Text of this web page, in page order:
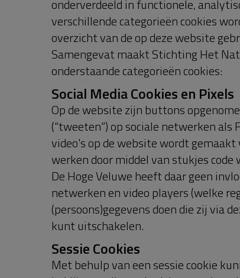
Google Analytics
Via deze website wordt een cookie
“Analytics”-dienst. Stichting Het
houden en rapportages te krijgen
informatie aan derden verschaffen
derden de informatie namens Google
heeft hier geen invloed op. Stichting
de verkregen Analytics informatie te
Google verzamelt wordt zo veel
meegegeven. De informatie wordt
Verenigde Staten. Google is
houdt zich aan de Privacy Shield
meer in dat Google integer met
adequaat beschermingsniveau voor
Personaliseren van advertenties
Stichting Het Nationale Park De